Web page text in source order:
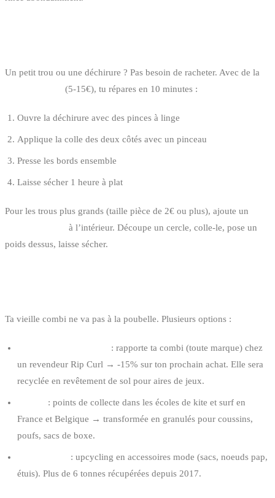
Un petit trou ou une déchirure ? Pas besoin de racheter. Avec de la
(5-15€), tu répares en 10 minutes :
Ouvre la déchirure avec des pinces à linge
Applique la colle des deux côtés avec un pinceau
Presse les bords ensemble
Laisse sécher 1 heure à plat
Pour les trous plus grands (taille pièce de 2€ ou plus), ajoute un
à l’intérieur. Découpe un cercle, colle-le, pose un
poids dessus, laisse sécher.
Ta vieille combi ne va pas à la poubelle. Plusieurs options :
: rapporte ta combi (toute marque) chez
un revendeur Rip Curl → -15% sur ton prochain achat. Elle sera
recyclée en revêtement de sol pour aires de jeux.
: points de collecte dans les écoles de kite et surf en
France et Belgique → transformée en granulés pour coussins,
poufs, sacs de boxe.
: upcycling en accessoires mode (sacs, noeuds pap,
étuis). Plus de 6 tonnes récupérées depuis 2017.